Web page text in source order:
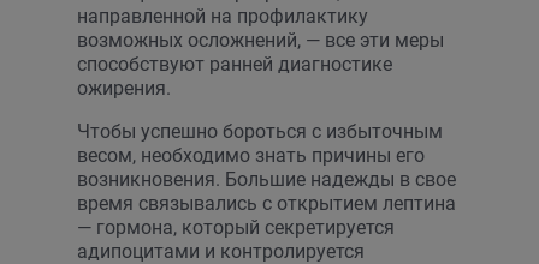
направленной на профилактику
возможных осложнений, — все эти меры
способствуют ранней диагностике
ожирения.
Чтобы успешно бороться с избыточным
весом, необходимо знать причины его
возникновения. Большие надежды в свое
время связывались с открытием лептина
— гормона, который секретируется
адипоцитами и контролируется